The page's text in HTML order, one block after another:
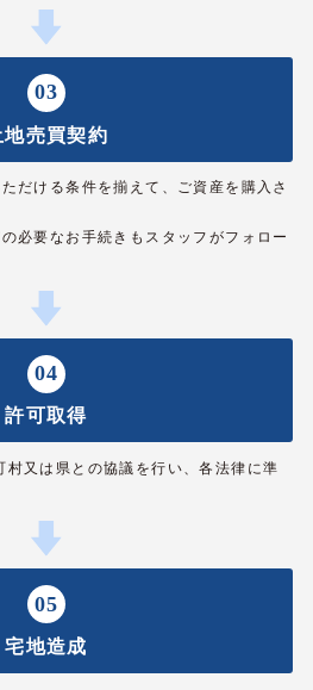
03
地売買契約
だける条件を揃えて、ご資産を購入さ
必要なお手続きもスタッフがフォロー
04
許可取得
村又は県との協議を行い、各法律に準
05
宅地造成